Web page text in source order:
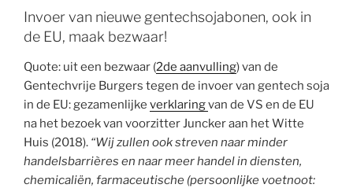
Invoer van nieuwe gentechsojabonen, ook in
de EU, maak bezwaar!
Quote: uit een bezwaar (2de aanvulling) van de
Gentechvrije Burgers tegen de invoer van gentech soja
in de EU: gezamenlijke verklaringvan de VS en de EU
na het bezoek van voorzitter Juncker aan het Witte
Huis (2018). “Wij zullen ook streven naar minder
handelsbarrières en naar meer handel in diensten,
chemicaliën, farmaceutische (persoonlijke voetnoot: